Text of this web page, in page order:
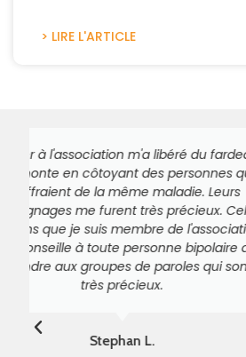
> LIRE L'ARTICLE
Nous parlons ouvertement
nos ressentis. Cela permet
discussion sur nos difficultés,
failles parfois bloquantes. Il y
mené par un psychologue.
conviviale chacun peut
l’humeur du moment et
de ses freins
Pierre